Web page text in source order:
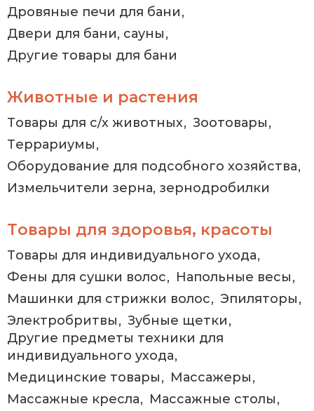
Дровяные печи для бани
Двери для бани, сауны
Другие товары для бани
Животные и растения
Товары для с/х животных Зоотовары
Террариумы
Оборудование для подсобного хозяйства
Измельчители зерна, зернодробилки
Товары для здоровья, красоты
Товары для индивидуального ухода
Фены для сушки волос
Напольные весы
Машинки для стрижки волос
Эпиляторы
Электробритвы
Зубные щетки
Другие предметы техники для
индивидуального ухода
Медицинские товары
Массажеры
Массажные кресла
Массажные столы